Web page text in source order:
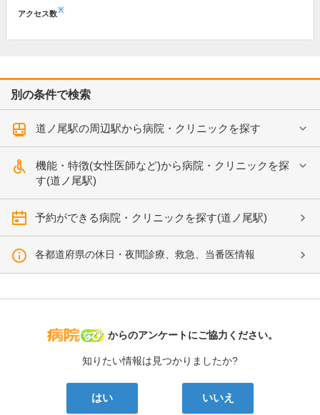
アクセス数※
別の条件で検索
道ノ尾駅の周辺駅から病院・クリニックを探す
機能・特徴(女性医師など)から病院・クリニックを探
す(道ノ尾駅)
予約ができる病院・クリニックを探す(道ノ尾駅)
各都道府県の休日・夜間診療、救急、当番医情報
病院なび
からのアンケートにご協力ください。
知りたい情報は見つかりましたか?
はい いいえ